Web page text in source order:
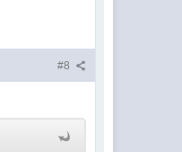
#8